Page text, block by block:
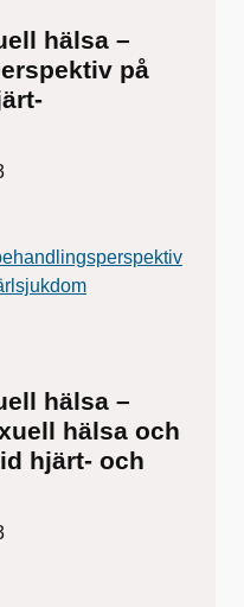
hälsa –
på
hälsa –
hälsa och
hjärt- och